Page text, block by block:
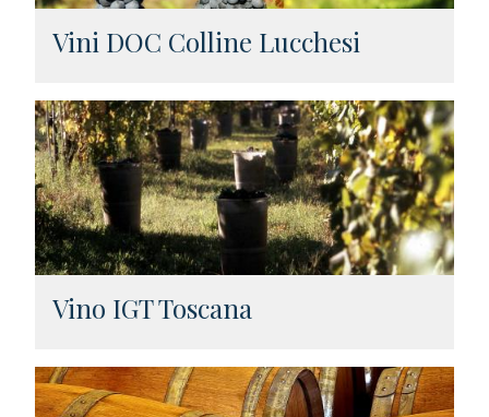
Vini DOC Colline Lucchesi
Vino IGT Toscana